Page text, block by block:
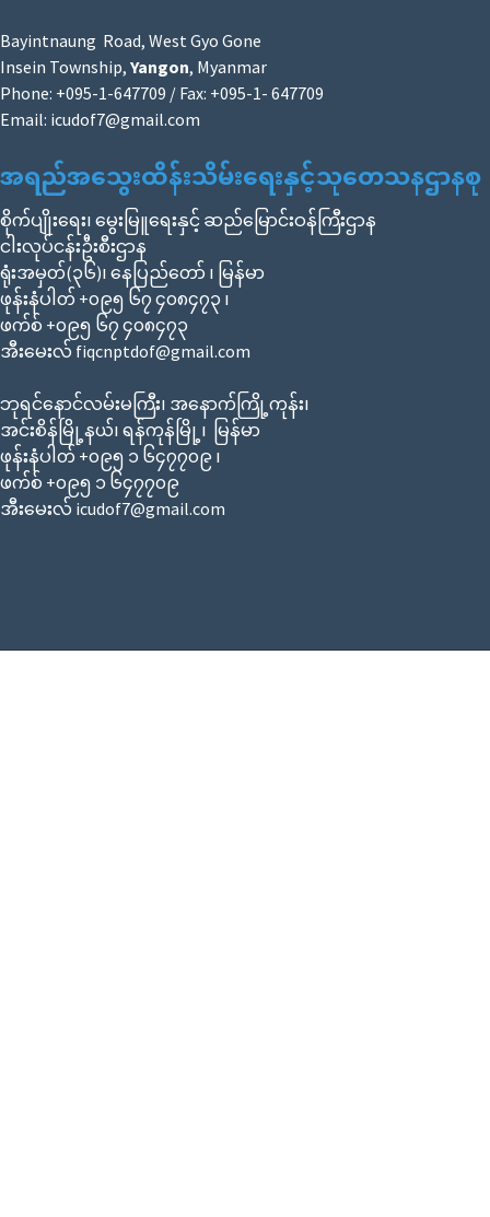
Bayintnaung Road, West Gyo Gone
Insein Township, Yangon, Myanmar
Phone: +095-1-647709 / Fax: +095-1- 647709
Email: icudof7@gmail.com
အရည်အသွေးထိန်းသိမ်းရေးနှင့်သုတေသနဌာနစု
စိုက်ပျိုးရေး၊ မွေးမြူရေးနှင့် ဆည်မြောင်းဝန်ကြီးဌာန
ငါးလုပ်ငန်းဦးစီးဌာန
ရုံးအမှတ်(၃၆)၊ နေပြည်တော် ၊ မြန်မာ
ဖုန်းနံပါတ် +၀၉၅ ၆၇ ၄၀၈၄၇၃ ၊
ဖက်စ် +၀၉၅ ၆၇ ၄၀၈၄၇၃
အီးမေးလ် fiqcnptdof@gmail.com
ဘုရင်နောင်လမ်းမကြီး၊ အနောက်ကြို့ကုန်း၊
အင်းစိန်မြို့နယ်၊ ရန်ကုန်မြို့၊ မြန်မာ
ဖုန်းနံပါတ် +၀၉၅ ၁ ၆၄၇၇၀၉ ၊
ဖက်စ် +၀၉၅ ၁ ၆၄၇၇၀၉
အီးမေးလ် icudof7@gmail.com